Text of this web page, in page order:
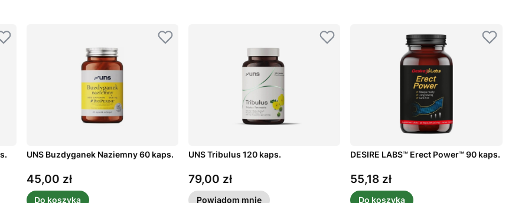
UNS Buzdyganek Naziemny 60 kaps.
Cena
45,00 zł
Do koszyka
UNS Tribulus 120 kaps.
Cena
79,00 zł
Powiadom mnie
DESIRE LABS™ Erect Power™ 90 kaps.
Cena
55,18 zł
Do koszyka